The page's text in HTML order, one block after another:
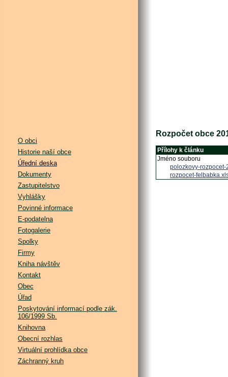
O obci
Historie naší obce
Úřední deska
Dokumenty
Zastupitelstvo
Vyhlášky
Povinné informace
E-podatelna
Fotogalerie
Spolky
Firmy
Kniha návštěv
Kontakt
Obec
Úřad
Poskytování informací podle zák.
106/1999 Sb.
Knihovna
Obecní rozhlas
Virtuální prohlídka obce
Záchranný kruh
Rozpočet obce
Přílohy k článku
Jméno souboru
polozkovy-rozpocet-
rozpocet-